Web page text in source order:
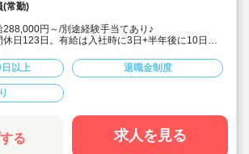
(常勤)
円～/別途経験手当てあり♪
日123日。有給は入社時に3日+半年後に10日付
げ社宅制度あり！(敷金礼金なし)
暇・産前産後休暇・育児休暇の取得率100％！
も83％♪
育士も数多く活躍中の法人です！
ち一人ひとりに寄り添う保育を行っています。
研修を無理なく実施しているので、ブランクある
経験の方も安心。主任や園長を目指す方のサポー
以上 退職金制度
る 求人を見る